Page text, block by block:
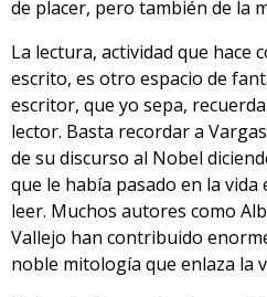
de placer, pero también de la
La lectura, actividad que hace
escrito, es otro espacio de
escritor, que yo sepa,
lector. Basta recordar a
de su discurso al Nobel
que le había pasado en la
leer. Muchos autores como
Vallejo han contribuido
noble mitología que enlaza la